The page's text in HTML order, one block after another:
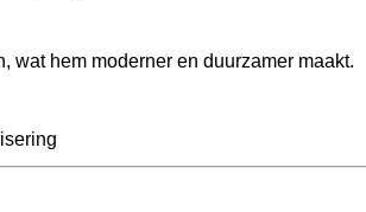
wat hem moderner en duurzamer maakt.